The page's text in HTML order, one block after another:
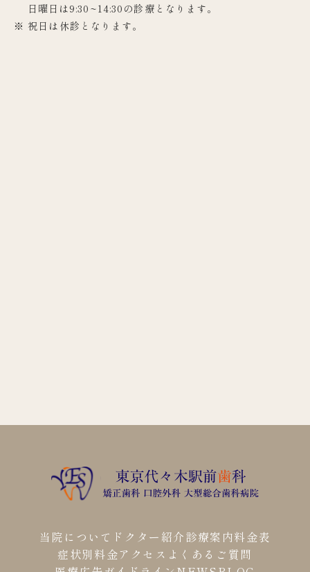
日曜日は9:30~14:30の診療となります。
※ 祝日は休診となります。
当院について ドクター紹介診療案内料金表
症状別料金アクセス よくあるご質問